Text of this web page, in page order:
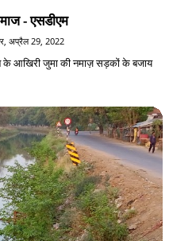
- एसडीएम
अप्रैल 29, 2022
के आखिरी जुमा की नमाज़ सड़कों के बजाय